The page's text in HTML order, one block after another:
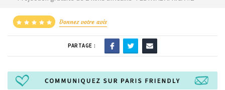
Donnez votre avis
PARTAGE :